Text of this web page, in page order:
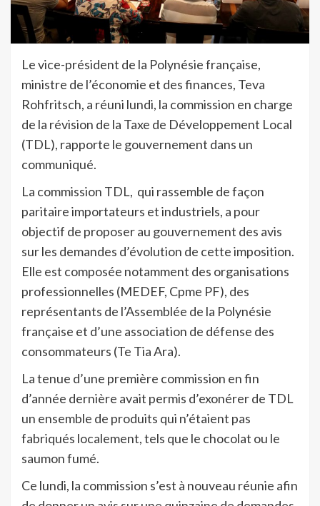
Le vice-président de la Polynésie française,
ministre de l’économie et des finances, Teva
Rohfritsch, a réuni lundi, la commission en charge
de la révision de la Taxe de Développement Local
(TDL), rapporte le gouvernement dans un
communiqué.
La commission TDL, qui rassemble de façon
paritaire importateurs et industriels, a pour
objectif de proposer au gouvernement des avis
sur les demandes d’évolution de cette imposition.
Elle est composée notamment des organisations
professionnelles (MEDEF, Cpme PF), des
représentants de l’Assemblée de la Polynésie
française et d’une association de défense des
consommateurs (Te Tia Ara).
La tenue d’une première commission en fin
d’année dernière avait permis d’exonérer de TDL
un ensemble de produits qui n’étaient pas
fabriqués localement, tels que le chocolat ou le
saumon fumé.
Ce lundi, la commission s’est à nouveau réunie afin